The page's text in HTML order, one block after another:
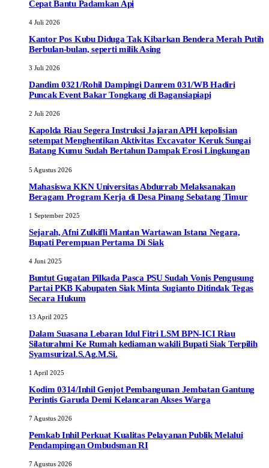
Cepat Bantu Padamkan Api
4 Juli 2026
Kantor Pos Kubu Diduga Tak Kibarkan Bendera Merah Putih
Berbulan-bulan, seperti milik Asing
3 Juli 2026
Dandim 0321/Rohil Dampingi Danrem 031/WB Hadiri
Puncak Event Bakar Tongkang di Bagansiapiapi
2 Juli 2026
Kapolda Riau Segera Instruksi Jajaran APH kepolisian
setempat Menghentikan Aktivitas Excavator Keruk Sungai
Batang Kumu Sudah Bertahun Dampak Erosi Lingkungan
5 Agustus 2026
Mahasiswa KKN Universitas Abdurrab Melaksanakan
Beragam Program Kerja di Desa Pinang Sebatang Timur
1 September 2025
Sejarah, Afni Zulkifli Mantan Wartawan Istana Negara,
Bupati Perempuan Pertama Di Siak
4 Juni 2025
Buntut Gugatan Pilkada Pasca PSU Sudah Vonis Pengusung
Partai PKB Kabupaten Siak Minta Sugianto Ditindak Tegas
Secara Hukum
13 April 2025
Dalam Suasana Lebaran Idul Fitri LSM BPN-ICI Riau
Silaturahmi Ke Rumah kediaman wakili Bupati Siak Terpilih
Syamsurizal.S.Ag.M.Si.
1 April 2025
Kodim 0314/Inhil Genjot Pembangunan Jembatan Gantung
Perintis Garuda Demi Kelancaran Akses Warga
7 Agustus 2026
Pemkab Inhil Perkuat Kualitas Pelayanan Publik Melalui
Pendampingan Ombudsman RI
7 Agustus 2026